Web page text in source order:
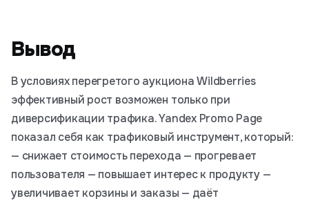
Вывод
В условиях перегретого аукциона Wildberries
эффективный рост возможен только при
диверсификации трафика. Yandex Promo Page
показал себя как трафиковый инструмент, который:
— снижает стоимость перехода — прогревает
пользователя — повышает интерес к продукту —
увеличивает корзины и заказы — даёт